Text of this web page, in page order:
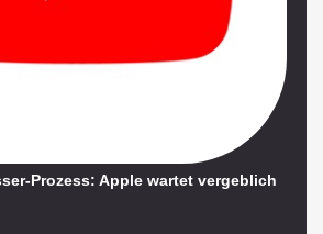
Prozess: Apple wartet vergeblich